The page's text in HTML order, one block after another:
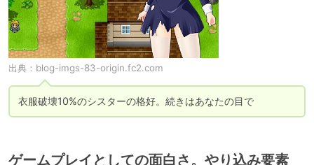
出典： blog-imgs-83-origin.fc2.com
衣服破壊10%のシスターの格好。続きはあなたの目で
ゲームプレイとしての面白さ。やり込み要素